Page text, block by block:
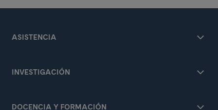
ASISTENCIA
INVESTIGACIÓN
DOCENCIA Y FORMACIÓN